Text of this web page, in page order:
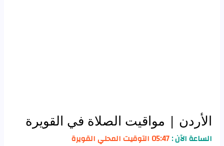
الأردن | مواقيت الصلاة في القويرة
الساعة الآن :05:47 التوقيت المحلي القويرة